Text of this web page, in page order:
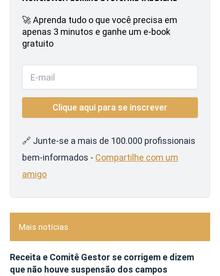
🚀 Aprenda tudo o que você precisa em
apenas 3 minutos e ganhe um e-book
gratuito
🔗 Junte-se a mais de 100.000 profissionais
bem-informados - Compartilhe com um
amigo
Mais notícias
Receita e Comitê Gestor se corrigem e dizem
que não houve suspensão dos campos